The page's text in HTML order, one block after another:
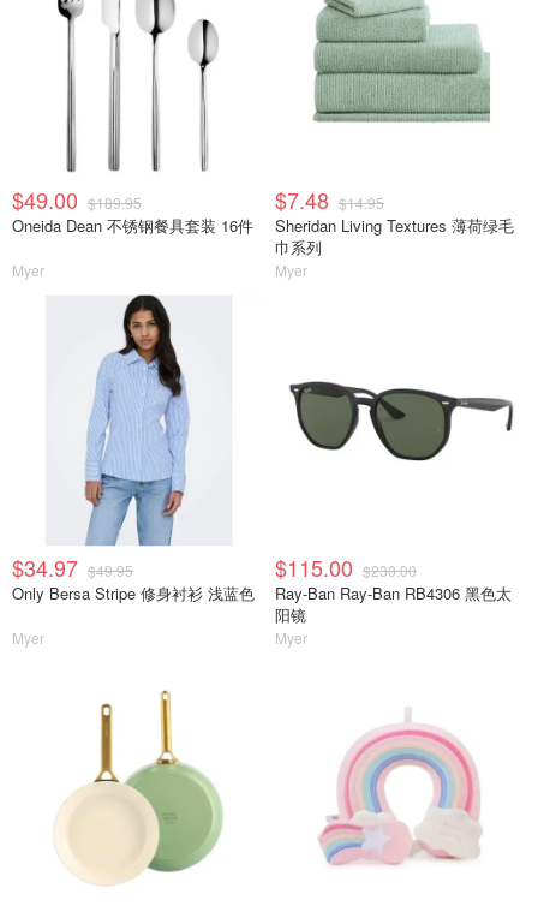
$49.00 $189.95
Oneida Dean 不锈钢餐具套装 16件
Myer
$7.48 $14.95
Sheridan Living Textures 薄荷绿毛
巾系列
Myer
$34.97 $49.95
Only Bersa Stripe 修身衬衫 浅蓝色
Myer
$115.00 $230.00
Ray-Ban Ray-Ban RB4306 黑色太
阳镜
Myer